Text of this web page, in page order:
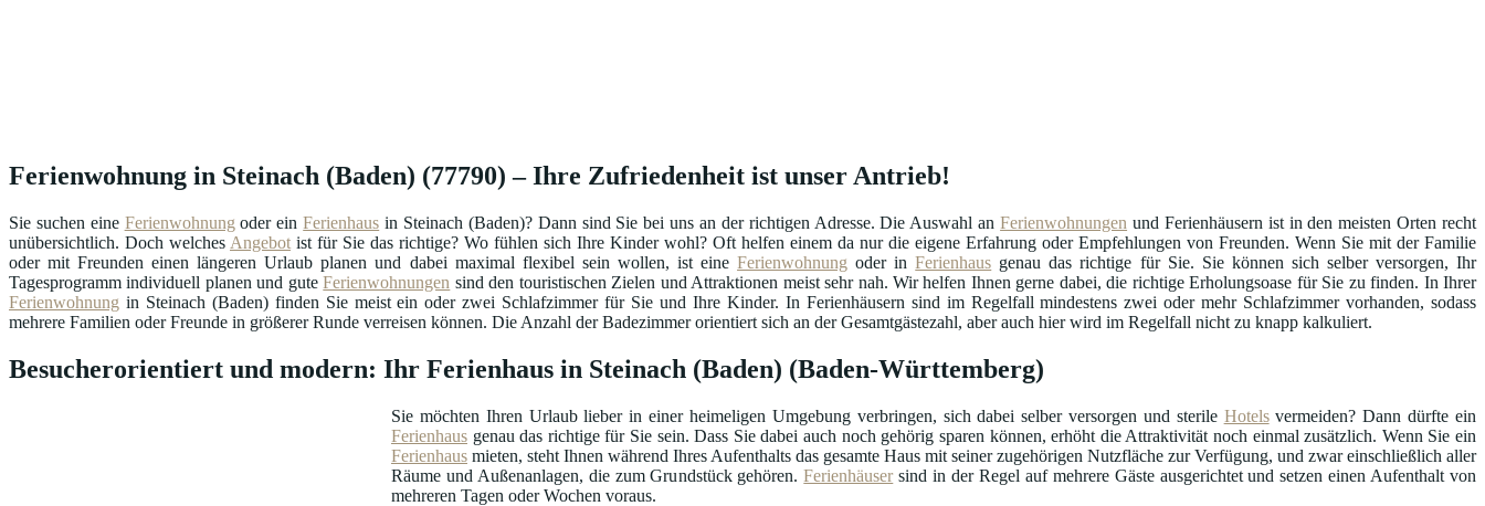
Ferienwohnung in Steinach (Baden) (77790) – Ihre Zufriedenheit ist unser Antrieb!
Sie suchen eine Ferienwohnung oder einFerienhaus in Steinach (Baden)? Dann sind Sie bei uns an der richtigen Adresse. Die Auswahl anFerienwohnungen und Ferienhäusern ist in den meisten Orten recht
unübersichtlich. Doch welches Angebot ist für Sie das richtige? Wo fühlen sich Ihre Kinder wohl? Oft helfen einem da nur die eigene Erfahrung oder Empfehlungen von Freunden. Wenn Sie mit der Familie
oder mit Freunden einen längeren Urlaub planen und dabei maximal flexibel sein wollen, ist eineFerienwohnung oder inFerienhaus genau das richtige für Sie. Sie können sich selber versorgen, Ihr
Tagesprogramm individuell planen und guteFerienwohnungen sind den touristischen Zielen und Attraktionen meist sehr nah. Wir helfen Ihnen gerne dabei, die richtige Erholungsoase für Sie zu finden. In Ihrer
Ferienwohnung in Steinach (Baden) finden Sie meist ein oder zwei Schlafzimmer für Sie und Ihre Kinder. In Ferienhäusern sind im Regelfall mindestens zwei oder mehr Schlafzimmer vorhanden, sodass
mehrere Familien oder Freunde in größerer Runde verreisen können. Die Anzahl der Badezimmer orientiert sich an der Gesamtgästezahl, aber auch hier wird im Regelfall nicht zu knapp kalkuliert.
Besucherorientiert und modern: Ihr Ferienhaus in Steinach (Baden) (Baden-Württemberg)
Sie möchten Ihren Urlaub lieber in einer heimeligen Umgebung verbringen, sich dabei selber versorgen und sterile Hotelsvermeiden? Dann dürfte ein
Ferienhaus genau das richtige für Sie sein. Dass Sie dabei auch noch gehörig sparen können, erhöht die Attraktivität noch einmal zusätzlich. Wenn Sie ein
Ferienhaus mieten, steht Ihnen während Ihres Aufenthalts das gesamte Haus mit seiner zugehörigen Nutzfläche zur Verfügung, und zwar einschließlich aller
Räume und Außenanlagen, die zum Grundstück gehören.Ferienhäusersind in der Regel auf mehrere Gäste ausgerichtet und setzen einen Aufenthalt von
mehreren Tagen oder Wochen voraus.